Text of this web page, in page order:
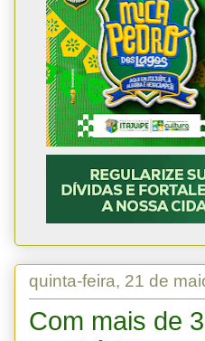
quinta-feira, 21 de
Com mais de